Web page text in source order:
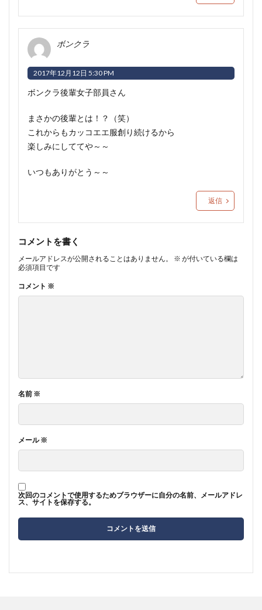
ボンクラ
2017年12月12日 5:30 PM
ボンクラ後輩女子部員さん
まさかの後輩とは！？（笑）
これからもカッコエエ服創り続けるから
楽しみにしててや～～
いつもありがとう～～
返信
コメントを書く
メールアドレスが公開されることはありません。 ※ が付いている欄は
必須項目です
コメント ※
名前 ※
メール※
次回のコメントで使用するためブラウザーに自分の名前、メールアドレ
ス、サイトを保存する。